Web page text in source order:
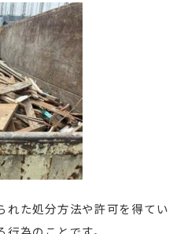
れた処分方法や許可を得てい